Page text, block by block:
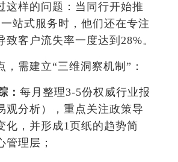
这样的问题：当同行开始推
站式服务时，他们还在专注
致客户流失率一度达到28%。
，需建立“三维洞察机制”：
： 每月整理3-5份权威行业报
观分析），重点关注政策导
化，并形成1页纸的趋势简
管理层；